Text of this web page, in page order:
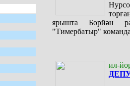
ярышта Бөрйән
"Тимербатыр"
ил-